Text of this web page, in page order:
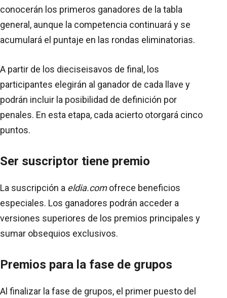
conocerán los primeros ganadores de la tabla
general, aunque la competencia continuará y se
acumulará el puntaje en las rondas eliminatorias.
A partir de los dieciseisavos de final, los
participantes elegirán al ganador de cada llave y
podrán incluir la posibilidad de definición por
penales. En esta etapa, cada acierto otorgará cinco
puntos.
Ser suscriptor tiene premio
La suscripción a eldia.comofrece beneficios
especiales. Los ganadores podrán acceder a
versiones superiores de los premios principales y
sumar obsequios exclusivos.
Premios para la fase de grupos
Al finalizar la fase de grupos, el primer puesto del